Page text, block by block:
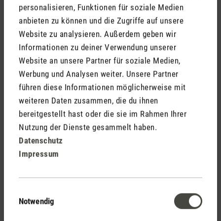
personalisieren, Funktionen für soziale Medien
anbieten zu können und die Zugriffe auf unsere
Website zu analysieren. Außerdem geben wir
Informationen zu deiner Verwendung unserer
Website an unsere Partner für soziale Medien,
Werbung und Analysen weiter. Unsere Partner
führen diese Informationen möglicherweise mit
weiteren Daten zusammen, die du ihnen
bereitgestellt hast oder die sie im Rahmen Ihrer
Nutzung der Dienste gesammelt haben.
Datenschutz
Impressum
Notwendig
Medienmitteilung Aroma Diffuser Ella
Medienmitteilung Aroma Diffuser Ella.doc